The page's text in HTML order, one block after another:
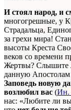
И стоял народ, и
многогрешные, у
Страдальца,
за грехи мира!
высоты Креста
веков со времени
Жертвы? Слышите
данную Апостолам
Заповедь новую
возлюбил вас (Ин.
нас: «Любите ли